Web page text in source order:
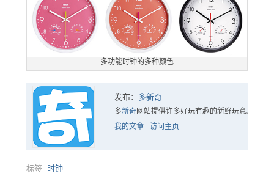
多功能时钟的多种颜色
发布： 多新奇
多新奇网站提供许多好玩有趣的新鲜玩意。
我的文章- 访问主页
标签: 时钟